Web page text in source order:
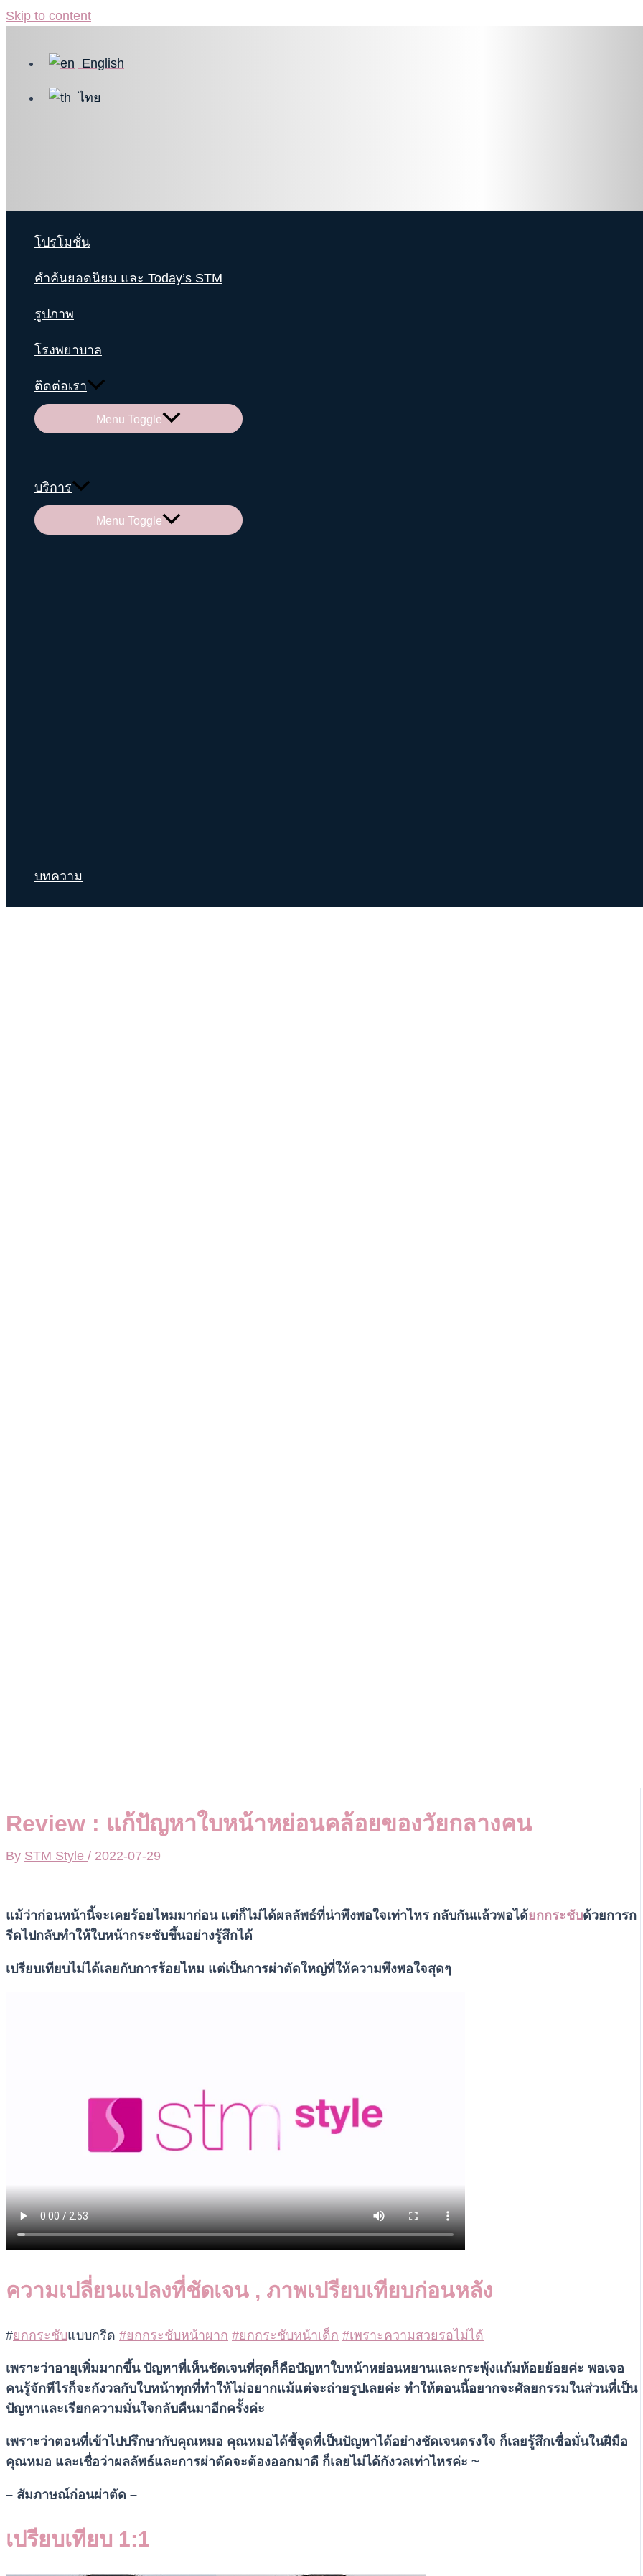
Skip to content
English
ไทย
โปรโมชั่น
คำค้นยอดนิยม และ Today’s STM
รูปภาพ
โรงพยาบาล
ติดต่อเรา
Menu Toggle
บริการ
Menu Toggle
บทความ
Review : แก้ปัญหาใบหน้าหย่อนคล้อยของวัยกลางคน
By STM Style / 2022-07-29
แม้ว่าก่อนหน้านี้จะเคยร้อยไหมมาก่อน แต่ก็ไม่ได้ผลลัพธ์ที่น่าพึงพอใจเท่าไหร กลับกันแล้วพอได้ยกกระชับด้วยการก
รีดไปกลับทำให้ใบหน้ากระชับขึ้นอย่างรู้สึกได้
เปรียบเทียบไม่ได้เลยกับการร้อยไหม แต่เป็นการผ่าตัดใหญ่ที่ให้ความพึงพอใจสุดๆ
ความเปลี่ยนแปลงที่ชัดเจน , ภาพเปรียบเทียบก่อนหลัง
#ยกกระชับแบบกรีด #ยกกระชับหน้าผาก #ยกกระชับหน้าเด็ก #เพราะความสวยรอไม่ได้
เพราะว่าอายุเพิ่มมากขึ้น ปัญหาที่เห็นชัดเจนที่สุดก็คือปัญหาใบหน้าหย่อนหยานและกระพุ้งแก้มห้อยย้อยค่ะ พอเจอ
คนรู้จักทีไรก็จะกังวลกับใบหน้าทุกที่ทำให้ไม่อยากแม้แต่จะถ่ายรูปเลยค่ะ ทำให้ตอนนี้อยากจะศัลยกรรมในส่วนที่เป็น
ปัญหาและเรียกความมั่นใจกลับคืนมาอีกครั้งค่ะ
เพราะว่าตอนที่เข้าไปปรึกษากับคุณหมอ คุณหมอได้ชี้จุดที่เป็นปัญหาได้อย่างชัดเจนตรงใจ ก็เลยรู้สึกเชื่อมั่นในฝีมือ
คุณหมอ และเชื่อว่าผลลัพธ์และการผ่าตัดจะต้องออกมาดี ก็เลยไม่ได้กังวลเท่าไหรค่ะ ~
– สัมภาษณ์ก่อนผ่าตัด –
เปรียบเทียบ 1:1